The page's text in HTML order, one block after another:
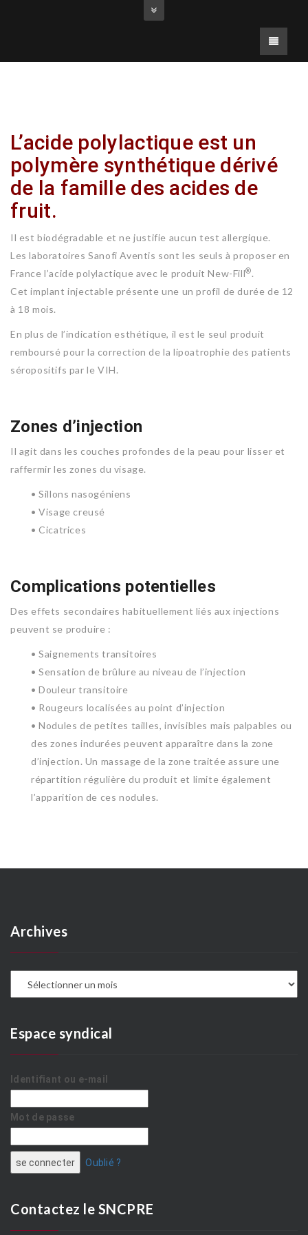
L’acide polylactique est un
polymère synthétique dérivé
de la famille des acides de
fruit.
Il est biodégradable et ne justifie aucun test allergique.
Les laboratoires Sanofi Aventis sont les seuls à proposer en
France l’acide polylactique avec le produit New-Fill®.
Cet implant injectable présente une un profil de durée de 12
à 18 mois.
En plus de l’indication esthétique, il est le seul produit
remboursé pour la correction de la lipoatrophie des patients
séropositifs par le VIH.
Zones d’injection
Il agit dans les couches profondes de la peau pour lisser et
raffermir les zones du visage.
• Sillons nasogéniens
• Visage creusé
• Cicatrices
Complications potentielles
Des effets secondaires habituellement liés aux injections
peuvent se produire :
• Saignements transitoires
• Sensation de brûlure au niveau de l’injection
• Douleur transitoire
• Rougeurs localisées au point d’injection
• Nodules de petites tailles, invisibles mais palpables ou
des zones indurées peuvent apparaître dans la zone
d’injection. Un massage de la zone traitée assure une
répartition régulière du produit et limite également
l’apparition de ces nodules.
Archives
Espace syndical
Identifiant ou e-mail
Mot de passe
Oublié ?
Contactez le SNCPRE